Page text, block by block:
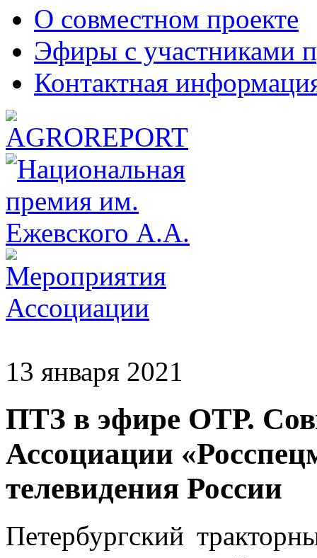
О совместном проекте
Эфиры с участниками
Контактная
13 января 2021
ПТЗ в эфире ОТР.
Ассоциации
телевидения России
Петербургский